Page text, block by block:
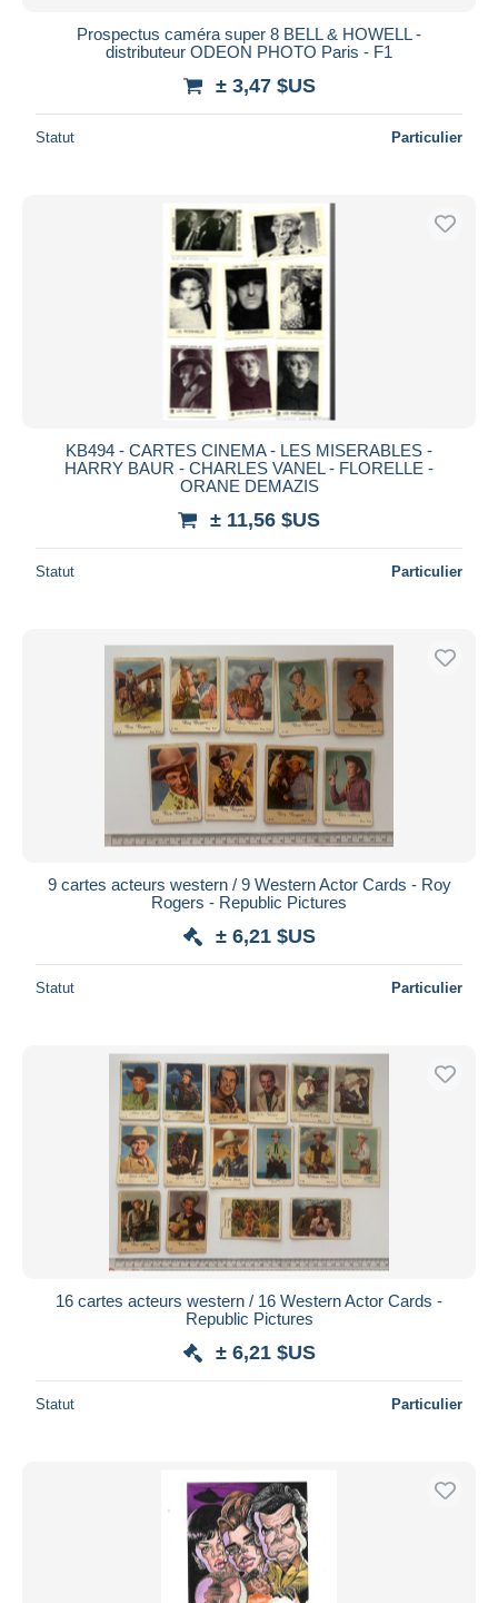
Prospectus caméra super 8 BELL & HOWELL -
distributeur ODEON PHOTO Paris - F1
± 3,47 $US
Statut Particulier
KB494 - CARTES CINEMA - LES MISERABLES -
HARRY BAUR - CHARLES VANEL - FLORELLE -
ORANE DEMAZIS
± 11,56 $US
Statut Particulier
9 cartes acteurs western / 9 Western Actor Cards - Roy
Rogers - Republic Pictures
± 6,21 $US
Statut Particulier
16 cartes acteurs western / 16 Western Actor Cards -
Republic Pictures
± 6,21 $US
Statut Particulier